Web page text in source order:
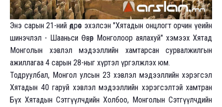
Энэ сарын 21-ний өдрөөс эхэлсэн "Хятадын онцлогт орчин үеийн
шинэчлэл - Шааньси Өвөр Монголоор аялахуй" хэмээх Хятад
Монголын хэвлэл мэдээллийн хамтарсан сурвалжилгын
ажиллагаа 4 сарын 28-ныг хүртэл үргэлжлэх юм.
Тодруулбал, Монгол улсын 23 хэвлэл мэдээллийн хэрэгсэл
Хятадын 40 гаруй хэвлэл мэдээллийн хэрэгсэлтэй хамтран
Бүх Хятадын Сэтгүүлчдийн Холбоо, Монголын Сэтгүүлчдийн